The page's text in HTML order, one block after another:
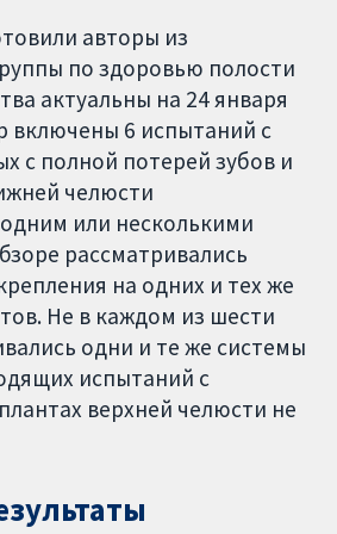
авторы из
по здоровью полости
актуальны на 24 января
включены 6 испытаний с
с полной потерей зубов и
челюсти
или несколькими
рассматривались
на одних и тех же
Не в каждом из шести
одни и те же системы
испытаний с
верхней челюсти не